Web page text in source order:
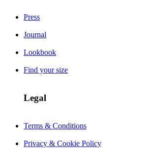
Press
Journal
Lookbook
Find your size
Legal
Terms & Conditions
Privacy & Cookie Policy